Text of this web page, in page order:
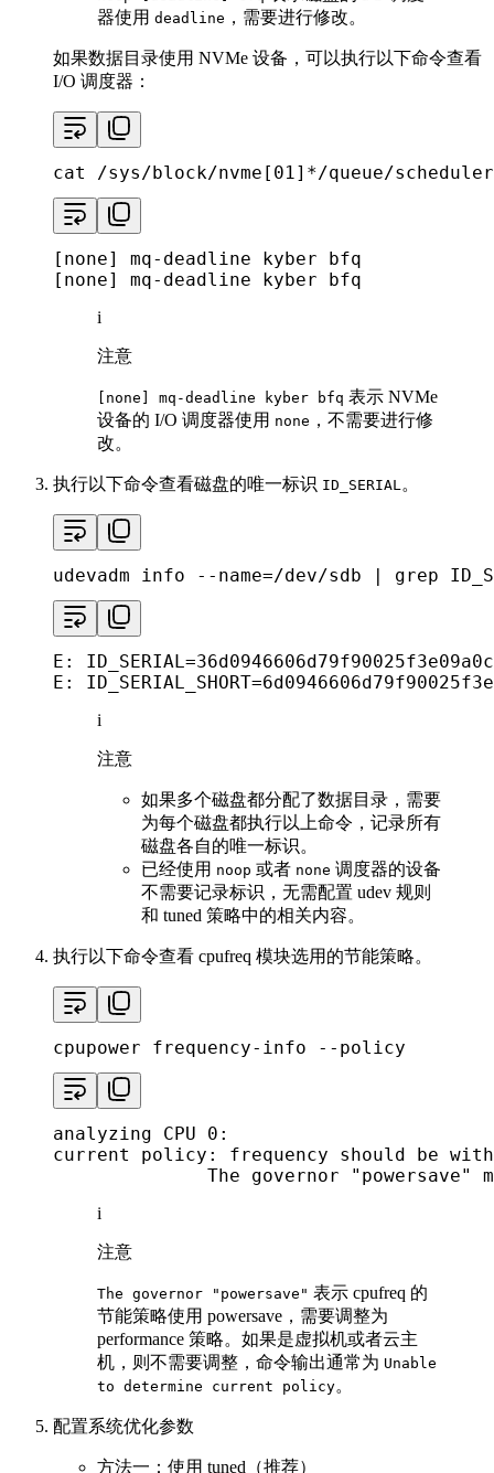
器使用 deadline ，需要进行修改。
如果数据目录使用 NVMe 设备，可以执行以下命令查看
I/O 调度器：
cat /sys/block/nvme[01]*/queue/scheduler
[none] mq-deadline kyber bfq
[none] mq-deadline kyber bfq
i
注意
[none] mq-deadline kyber bfq 表示 NVMe
设备的 I/O 调度器使用 none ，不需要进行修
改。
执行以下命令查看磁盘的唯一标识 ID_SERIAL 。
udevadm info --name=/dev/sdb | grep
E:
E:
i
注意
如果多个磁盘都分配了数据目录，需要
为每个磁盘都执行以上命令，记录所有
磁盘各自的唯一标识。
已经使用 noop 或者 none 调度器的设备
不需要记录标识，无需配置 udev 规则
和 tuned 策略中的相关内容。
执行以下命令查看 cpufreq 模块选用的节能策略。
cpupower frequency-info --policy
analyzing CPU 0:
current policy: frequency should be
The governor "powersave"
i
注意
The governor "powersave" 表示 cpufreq 的
节能策略使用 powersave，需要调整为
performance 策略。如果是虚拟机或者云主
机，则不需要调整，命令输出通常为 Unable
to determine current policy。
配置系统优化参数
方法一：使用 tuned（推荐）